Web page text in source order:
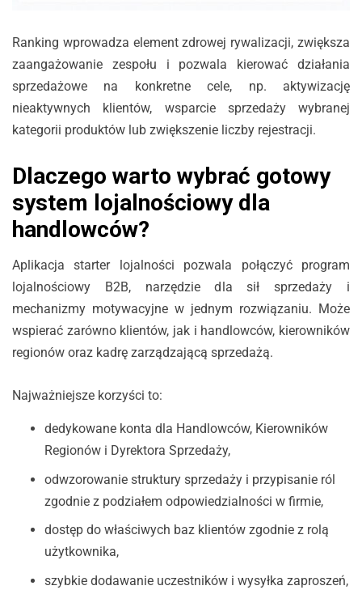
Ranking wprowadza element zdrowej rywalizacji, zwiększa
zaangażowanie zespołu i pozwala kierować działania
sprzedażowe na konkretne cele, np. aktywizację
nieaktywnych klientów, wsparcie sprzedaży wybranej
kategorii produktów lub zwiększenie liczby rejestracji.
Dlaczego warto wybrać gotowy
system lojalnościowy dla
handlowców?
Aplikacja starter lojalności pozwala połączyć program
lojalnościowy B2B, narzędzie dla sił sprzedaży i
mechanizmy motywacyjne w jednym rozwiązaniu. Może
wspierać zarówno klientów, jak i handlowców, kierowników
regionów oraz kadrę zarządzającą sprzedażą.
Najważniejsze korzyści to:
dedykowane konta dla Handlowców, Kierowników
Regionów i Dyrektora Sprzedaży,
odwzorowanie struktury sprzedaży i przypisanie ról
zgodnie z podziałem odpowiedzialności w firmie,
dostęp do właściwych baz klientów zgodnie z rolą
użytkownika,
szybkie dodawanie uczestników i wysyłka zaproszeń,